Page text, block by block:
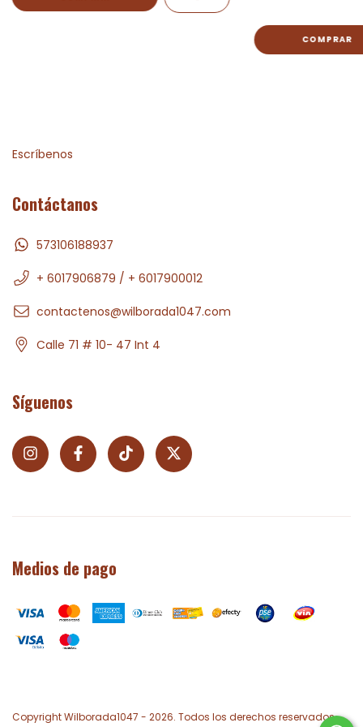
Escríbenos
Contáctanos
573106188937
+ 6017906879 / + 6017900012
contactenos@wilborada1047.com
Calle 71 # 10- 47 Int 4
Síguenos
Medios de pago
Copyright Wilborada1047 - 2026. Todos los derechos reservados.